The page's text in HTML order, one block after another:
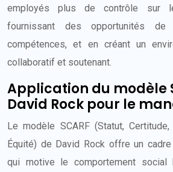
employés plus de contrôle sur
fournissant des opportunités de
compétences, et en créant un
collaboratif et soutenant.
Application du modèle
David Rock pour le
Le modèle SCARF (Statut, Certitude,
Équité) de David Rock offre un
qui motive le comportement social